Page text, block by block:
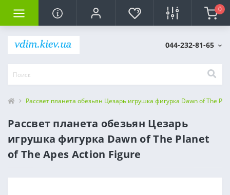
0
044-232-81-65
Рассвет планета обезьян Цезарь игрушка фигурка Dawn of The
Рассвет планета обезьян Цезарь
игрушка фигурка Dawn of The Planet
of The Apes Action Figure